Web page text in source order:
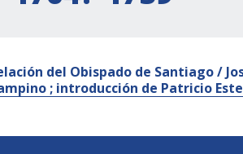
del Obispado de Santiago /
; introducción de Patricio